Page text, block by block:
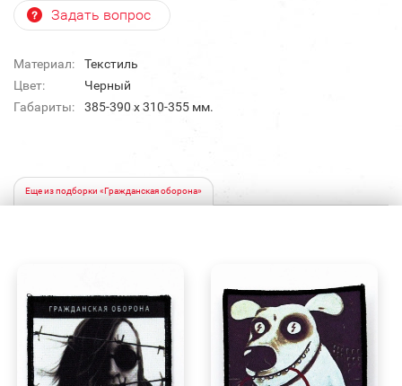
Задать вопрос
Материал:
Текстиль
Цвет:
Черный
Габариты:
385-390 x 310-355 мм.
Еще из подборки «Гражданская оборона»